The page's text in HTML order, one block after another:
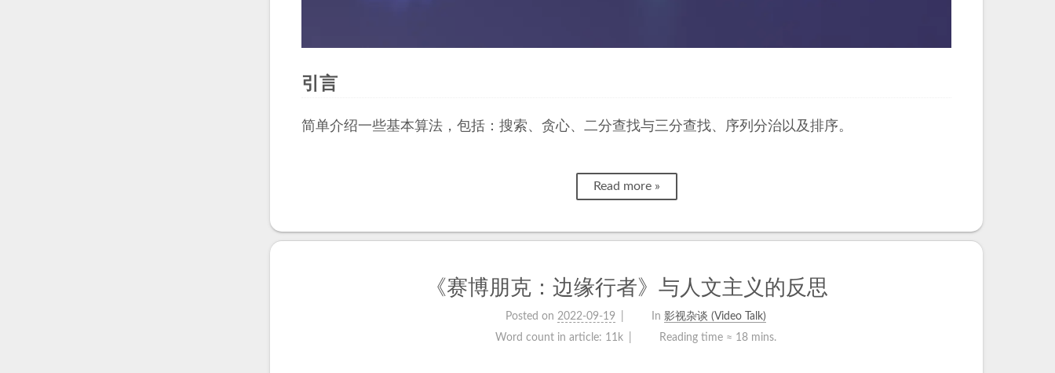
引言
简单介绍一些基本算法，包括：搜索、贪心、二分查找与三分查找、序列分治以及排序。
Read more »
《赛博朋克：边缘行者》与人文主义的反思
Posted on 2022-09-19 In 影视杂谈 (Video Talk)
Word count in article: 11k Reading time ≈ 18 mins.